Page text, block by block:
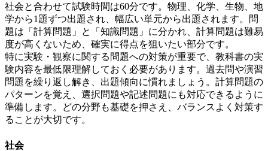
社会と合わせて試験時間は60分です。物理、化学、生物、地
学から1題ずつ出題され、幅広い単元から出題されます。問
題は「計算問題」と「知識問題」に分かれ、計算問題は難易
度が高くないため、確実に得点を狙いたい部分です。
特に実験・観察に関する問題への対策が重要で、教科書の実
験内容を最低限理解しておく必要があります。過去問や演習
問題を繰り返し解き、出題傾向に慣れましょう。計算問題の
パターンを覚え、選択問題や記述問題にも対応できるように
準備します。どの分野も基礎を押さえ、バランスよく対策す
ることが大切です。
社会